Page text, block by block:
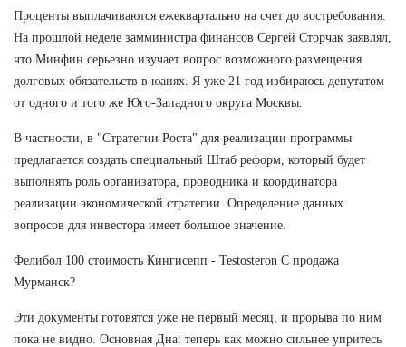
Проценты выплачиваются ежеквартально на счет до востребования.
На прошлой неделе замминистра финансов Сергей Сторчак заявлял,
что Минфин серьезно изучает вопрос возможного размещения
долговых обязательств в юанях. Я уже 21 год избираюсь депутатом
от одного и того же Юго-Западного округа Москвы.
В частности, в "Стратегии Роста" для реализации программы
предлагается создать специальный Штаб реформ, который будет
выполнять роль организатора, проводника и координатора
реализации экономической стратегии. Определение данных
вопросов для инвестора имеет большое значение.
Фелибол 100 стоимость Кингисепп - Testosteron C продажа
Мурманск?
Эти документы готовятся уже не первый месяц, и прорыва по ним
пока не видно. Основная Дна: теперь как можно сильнее упритесь